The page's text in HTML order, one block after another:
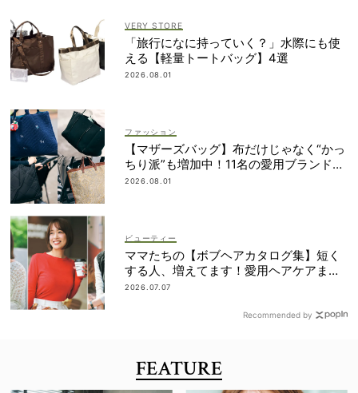
VERY STORE
「旅行になに持っていく？」水際にも使
える【軽量トートバッグ】4選
2026.08.01
ファッション
【マザーズバッグ】布だけじゃなく“かっ
ちり派”も増加中！11名の愛用ブランド
は？
2026.08.01
ビューティー
ママたちの【ボブヘアカタログ集】短く
する人、増えてます！愛用ヘアケアまで
全部見せ
2026.07.07
Recommended by
FEATURE